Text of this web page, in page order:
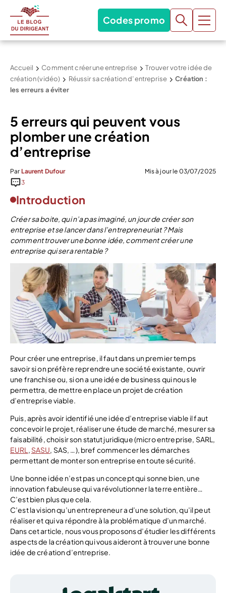
Codes promo
Accueil Comment créer une entreprise
Trouver votre idée de
création (vidéo)
Réussir sa création d’entreprise
Création :
les erreurs a éviter
5 erreurs qui peuvent vous
plomber une création
d’entreprise
Par Laurent Dufour
Mis à jour le 03/07/2025
3
Introduction
Créer sa boite, qui n’a pas imaginé, un jour de créer son
entreprise et se lancer dans l’entrepreneuriat ? Mais
comment trouver une bonne idée, comment créer une
entreprise qui sera rentable ?
Pour créer une entreprise, il faut dans un premier temps
savoir si on préfère reprendre une société existante, ouvrir
une franchise ou, si on a une idée de business qui nous le
permettra, de mettre en place un projet de création
d’entreprise viable.
Puis, après avoir identifié une idée d’entreprise viable il faut
concevoir le projet, réaliser une étude de marché, mesurer sa
faisabilité, choisir son statut juridique (micro entreprise, SARL,
EURL , SASU, SAS, …), bref commencer les démarches
permettant de monter son entreprise en toute sécurité.
Une bonne idée n’est pas un concept qui sonne bien, une
innovation fabuleuse qui va révolutionner la terre entière…
C’est bien plus que cela.
C’est la vision qu’un entrepreneur a d’une solution, qu’il peut
réaliser et qui va répondre à la problématique d’un marché.
Dans cet article, nous vous proposons d’étudier les différents
aspects de la création qui vous aideront à trouver une bonne
idée de création d’entreprise.